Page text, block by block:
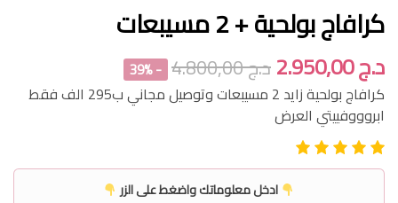
كرافاج بولحية + 2 مسيبعات
د.ج2.950,00 د.ج4.800,00
- 39%
كرافاج بولحية زايد 2 مسيبعات وتوصيل مجاني ب295 الف فقط
ابروووفييتي العرض
ادخل معلوماتك واضغط على الزر